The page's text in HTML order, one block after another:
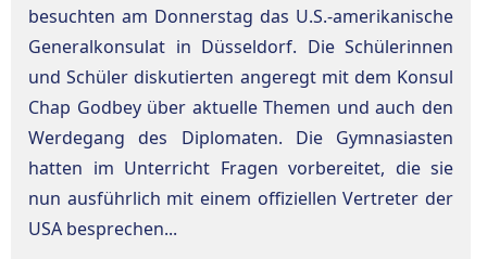
besuchten am Donnerstag das U.S.-amerikanische
Generalkonsulat in Düsseldorf. Die Schülerinnen
und Schüler diskutierten angeregt mit dem Konsul
Chap Godbey über aktuelle Themen und auch den
Werdegang des Diplomaten. Die Gymnasiasten
hatten im Unterricht Fragen vorbereitet, die sie
nun ausführlich mit einem offiziellen Vertreter der
USA besprechen...